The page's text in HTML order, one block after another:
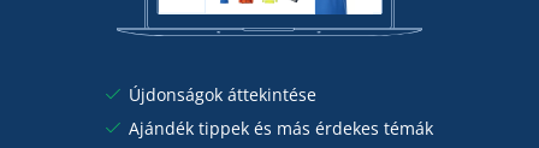
Újdonságok áttekintése
Ajándék tippek és más érdekes témák